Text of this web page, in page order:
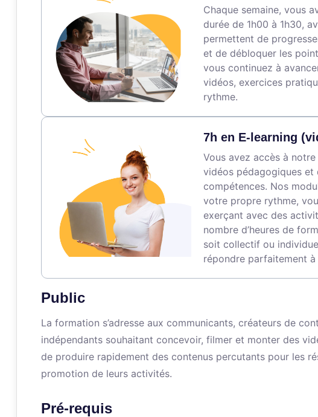
Chaque semaine, vous
durée de 1h00 à 1h30,
permettent de
et de débloquer les
vous continuez à
vidéos, exercices
rythme.
7h en E-learning
Vous avez accès à
vidéos pédagogiques
compétences. Nos
votre propre rythme,
exerçant avec des
nombre d’heures de
soit collectif ou
répondre parfaitement
Public
La formation s’adresse aux communicants, créateurs de
indépendants souhaitant concevoir, filmer et monter des
de produire rapidement des contenus percutants pour les
promotion de leurs activités.
Pré-requis